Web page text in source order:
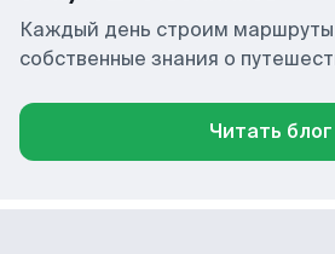
Каждый день строим маршруты
собственные знания о
Читать блог